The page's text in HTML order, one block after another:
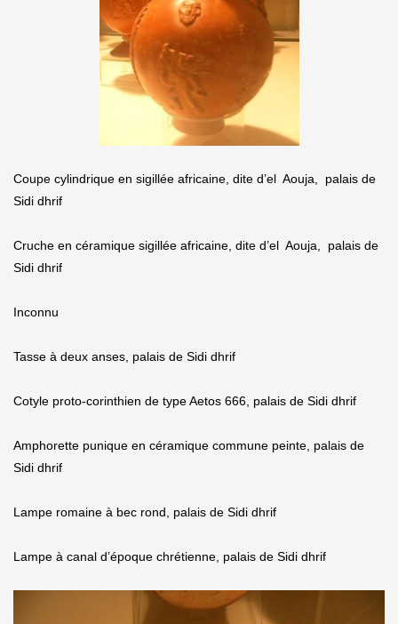
Coupe cylindrique en sigillée africaine, dite d’el Aouja, palais de
Sidi dhrif
Cruche en céramique sigillée africaine, dite d’el Aouja, palais de
Sidi dhrif
Inconnu
Tasse à deux anses, palais de Sidi dhrif
Cotyle proto-corinthien de type Aetos 666, palais de Sidi dhrif
Amphorette punique en céramique commune peinte, palais de
Sidi dhrif
Lampe romaine à bec rond, palais de Sidi dhrif
Lampe à canal d’époque chrétienne, palais de Sidi dhrif